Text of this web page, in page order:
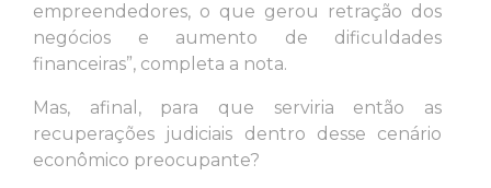
empreendedores, o que gerou retração dos
negócios e aumento de dificuldades
financeiras”, completa a nota.
Mas, afinal, para que serviria então as
recuperações judiciais dentro desse cenário
econômico preocupante?